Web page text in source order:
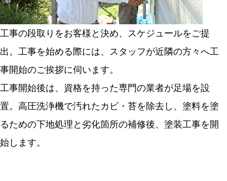
工事の段取りをお客様と決め、スケジュールをご提
出。工事を始める際には、スタッフが近隣の方々へ工
事開始のご挨拶に伺います。
工事開始後は、資格を持った専門の業者が足場を設
置。高圧洗浄機で汚れたカビ・苔を除去し、塗料を塗
るための下地処理と劣化箇所の補修後、塗装工事を開
始します。